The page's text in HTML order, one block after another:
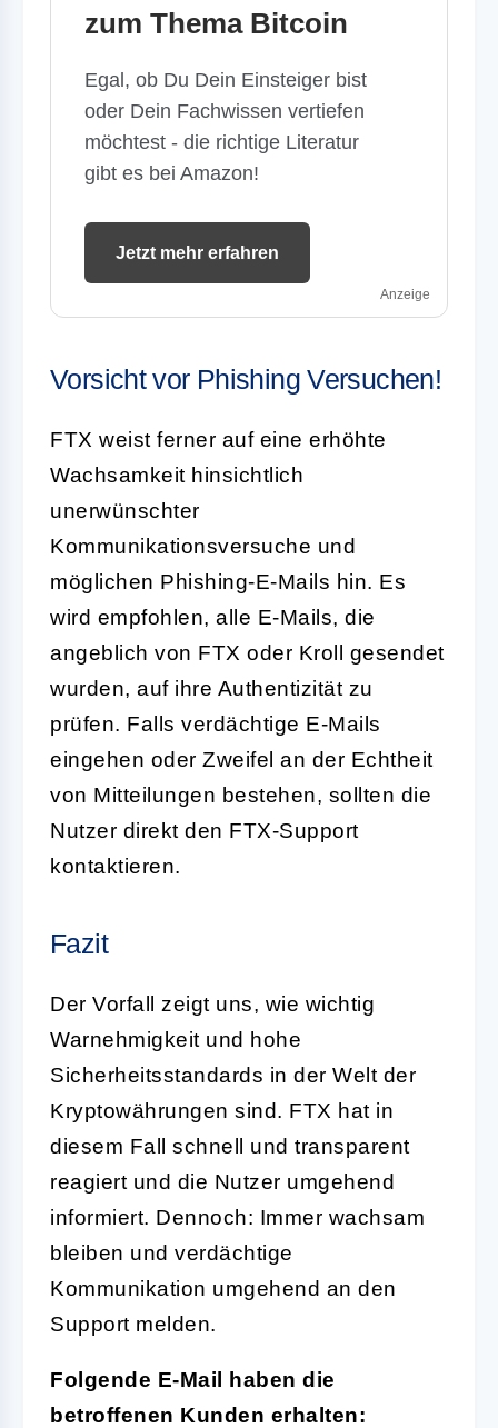
zum Thema Bitcoin
Egal, ob Du Dein Einsteiger bist
oder Dein Fachwissen vertiefen
möchtest - die richtige Literatur
gibt es bei Amazon!
Jetzt mehr erfahren
Anzeige
Vorsicht vor Phishing Versuchen!
FTX weist ferner auf eine erhöhte
Wachsamkeit hinsichtlich
unerwünschter
Kommunikationsversuche und
möglichen Phishing-E-Mails hin. Es
wird empfohlen, alle E-Mails, die
angeblich von FTX oder Kroll gesendet
wurden, auf ihre Authentizität zu
prüfen. Falls verdächtige E-Mails
eingehen oder Zweifel an der Echtheit
von Mitteilungen bestehen, sollten die
Nutzer direkt den FTX-Support
kontaktieren.
Fazit
Der Vorfall zeigt uns, wie wichtig
Warnehmigkeit und hohe
Sicherheitsstandards in der Welt der
Kryptowährungen sind. FTX hat in
diesem Fall schnell und transparent
reagiert und die Nutzer umgehend
informiert. Dennoch: Immer wachsam
bleiben und verdächtige
Kommunikation umgehend an den
Support melden.
Folgende E-Mail haben die
betroffenen Kunden erhalten: